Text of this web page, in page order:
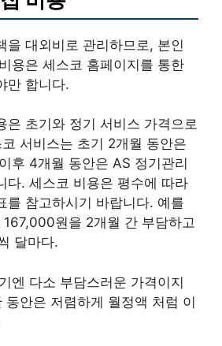
을 대외비로 관리하므로, 본인
용은 세스코 홈페이지를 통한
만 합니다.
은 초기와 정기 서비스 가격으로
서비스는 초기 2개월 동안은
후 4개월 동안은 AS 정기관리
다. 세스코 비용은 평수에 따라
를 참고하시기 바랍니다. 예를
원을 2개월 간 부담하고
달마다.
엔 다소 부담스러운 가격이지
동안은 저렴하게 월정액 처럼 이